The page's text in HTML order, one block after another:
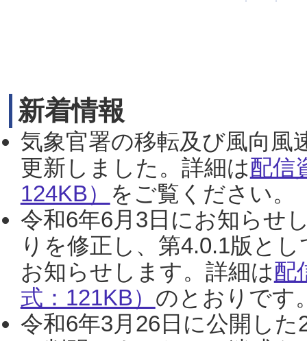
新着情報
気象官署の移転及び風向風
更新しました。詳細は配信
124KB） をご覧ください。
令和6年6月3日にお知らせ
りを修正し、第4.0.1版と
お知らせします。詳細は配
式：121KB） のとおりです
令和6年3月26日に公開し